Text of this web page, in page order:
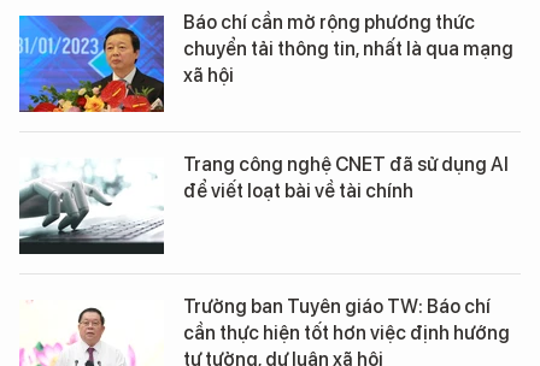
Báo chí cần mở rộng phương thức
chuyển tải thông tin, nhất là qua mạng
xã hội
Trang công nghệ CNET đã sử dụng AI
để viết loạt bài về tài chính
Trưởng ban Tuyên giáo TW: Báo chí
cần thực hiện tốt hơn việc định hướng
tư tưởng, dư luận xã hội